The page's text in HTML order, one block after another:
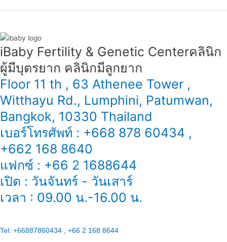
iBaby Fertility & Genetic Center​ คลินิก
ผู้มีบุตรยาก คลินิกมีลูกยาก
Floor 11 th , 63 Athenee Tower ,
Witthayu Rd., Lumphini, Patumwan,
Bangkok, 10330 Thailand
เบอร์โทรศัพท์ : +668 878 60434 ,
+662 168 8640
แฟกซ์ : +66 2 1688644
เปิด : วันจันทร์ - วันเสาร์
เวลา : 09.00 น.-16.00 น.
Tel: +66887860434 , +66 2 168 8644